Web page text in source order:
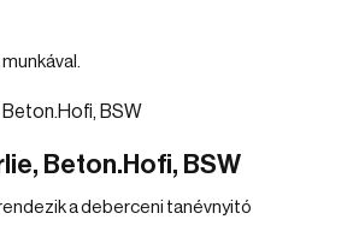
Beton.Hofi, BSW
a deberceni tanévnyitó